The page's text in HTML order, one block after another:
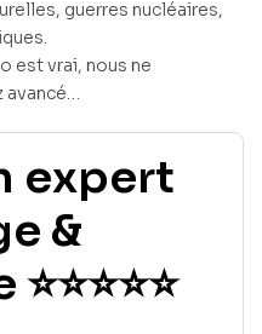
guerres nucléaires,
est vrai, nous ne
avancé…
expert
&